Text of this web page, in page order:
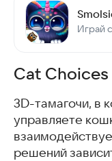
Cat Choices
3D-тамагочи, в
управляете
решений